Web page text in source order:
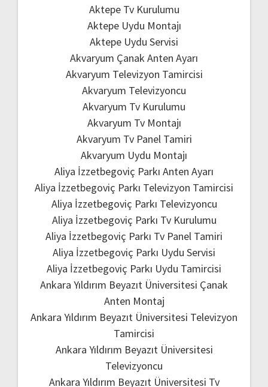
Aktepe Tv Kurulumu
Aktepe Uydu Montajı
Aktepe Uydu Servisi
Akvaryum Çanak Anten Ayarı
Akvaryum Televizyon Tamircisi
Akvaryum Televizyoncu
Akvaryum Tv Kurulumu
Akvaryum Tv Montajı
Akvaryum Tv Panel Tamiri
Akvaryum Uydu Montajı
Aliya İzzetbegoviç Parkı Anten Ayarı
Aliya İzzetbegoviç Parkı Televizyon Tamircisi
Aliya İzzetbegoviç Parkı Televizyoncu
Aliya İzzetbegoviç Parkı Tv Kurulumu
Aliya İzzetbegoviç Parkı Tv Panel Tamiri
Aliya İzzetbegoviç Parkı Uydu Servisi
Aliya İzzetbegoviç Parkı Uydu Tamircisi
Ankara Yıldırım Beyazıt Üniversitesi Çanak
Anten Montaj
Ankara Yıldırım Beyazıt Üniversitesi Televizyon
Tamircisi
Ankara Yıldırım Beyazıt Üniversitesi
Televizyoncu
Ankara Yıldırım Beyazıt Üniversitesi Tv